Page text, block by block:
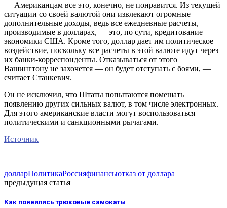
— Американцам все это, конечно, не понравится. Из текущей
ситуации со своей валютой они извлекают огромные
дополнительные доходы, ведь все ежедневные расчеты,
производимые в долларах, — это, по сути, кредитование
экономики США. Кроме того, доллар дает им политическое
воздействие, поскольку все расчеты в этой валюте идут через
их банки-корреспонденты. Отказываться от этого
Вашингтону не захочется — он будет отступать с боями, —
считает Станкевич.
Он не исключил, что Штаты попытаются помешать
появлению других сильных валют, в том числе электронных.
Для этого американские власти могут воспользоваться
политическими и санкционными рычагами.
Источник
долларПолитикаРоссияфинансыотказ от доллара
предыдущая статья
Как появились трюковые самокаты